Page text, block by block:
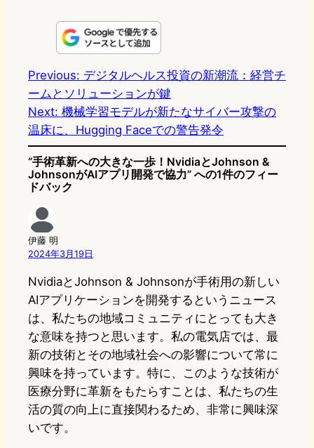
n
s
o
d
o
n
u
s
k
y
e
o
o
k
e
a
Previous: デジタルヘルス投資の新潮流：経営チ
ームとソリューションが鍵
Next: 機械学習モデルが新たなサイバー攻撃の
温床に、Hugging Faceでの警告発令
“手術革新への大きな一歩！NvidiaとJohnson &
JohnsonがAIアプリ開発で協力” への1件のフィー
ドバック
伊藤 明
2024年3月19日
NvidiaとJohnson & Johnsonが手術用の新しい
AIアプリケーションを開発するというニュース
は、私たちの地域コミュニティにとっても大き
な意味を持つと思います。私の電気店では、最
新の技術とその地域社会への影響について常に
興味を持っています。特に、このような技術が
医療分野に革新をもたらすことは、私たちの生
活の質の向上に直接関わるため、非常に興味深
いです。